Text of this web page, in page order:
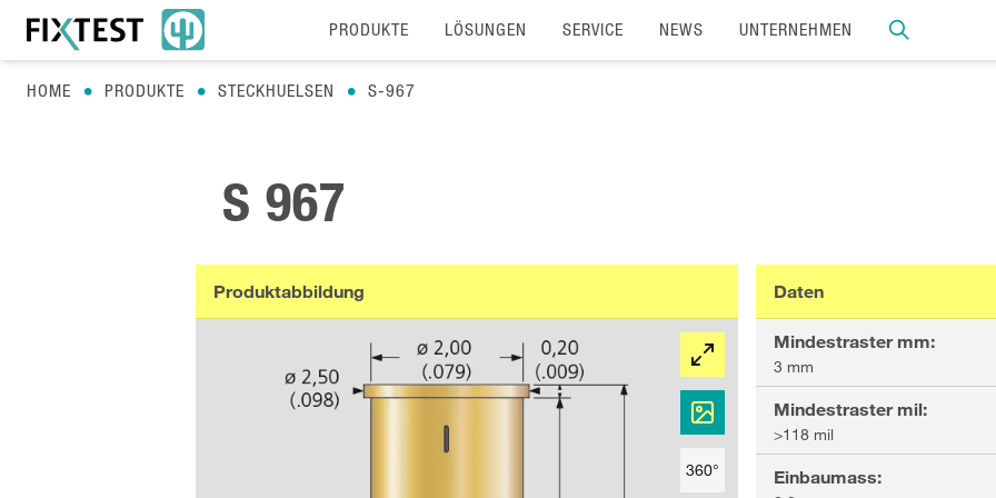
PRODUKTE LÖSUNGEN SERVICE NEWS UNTERNEHMEN
HOME PRODUKTE STECKHUELSEN S-967
S 967
Daten
Mindestraster mm:
3 mm
Mindestraster mil:
>118 mil
Einbaumass:
Produktabbildung
360°